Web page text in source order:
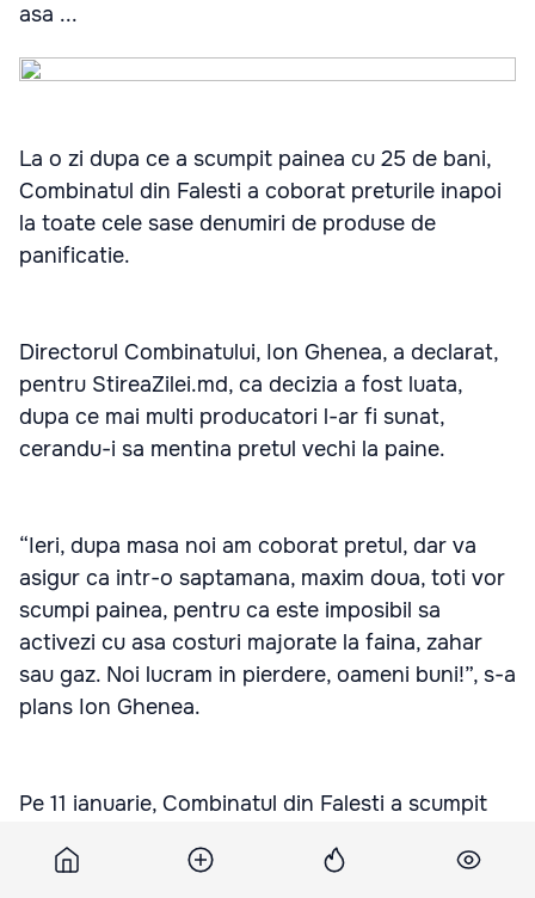
asa ...
La o zi dupa ce a scumpit painea cu 25 de bani,
Combinatul din Falesti a coborat preturile inapoi
la toate cele sase denumiri de produse de
panificatie.
Directorul Combinatului, Ion Ghenea, a declarat,
pentru StireaZilei.md, ca decizia a fost luata,
dupa ce mai multi producatori l-ar fi sunat,
cerandu-i sa mentina pretul vechi la paine.
“Ieri, dupa masa noi am coborat pretul, dar va
asigur ca intr-o saptamana, maxim doua, toti vor
scumpi painea, pentru ca este imposibil sa
activezi cu asa costuri majorate la faina, zahar
sau gaz. Noi lucram in pierdere, oameni buni!”, s-a
plans Ion Ghenea.
Pe 11 ianuarie, Combinatul din Falesti a scumpit
superioara de 550 de grame ajunsese sa coste 4